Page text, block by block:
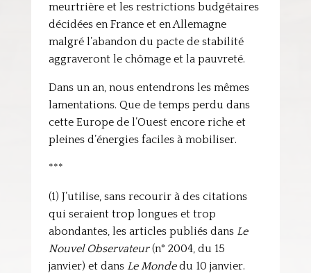
meurtrière et les restrictions budgétaires
décidées en France et en Allemagne
malgré l’abandon du pacte de stabilité
aggraveront le chômage et la pauvreté.
Dans un an, nous entendrons les mêmes
lamentations. Que de temps perdu dans
cette Europe de l’Ouest encore riche et
pleines d’énergies faciles à mobiliser.
***
(1) J’utilise, sans recourir à des citations
qui seraient trop longues et trop
abondantes, les articles publiés dans Le
Nouvel Observateur(n° 2004, du 15
janvier) et dans Le Mondedu 10 janvier.